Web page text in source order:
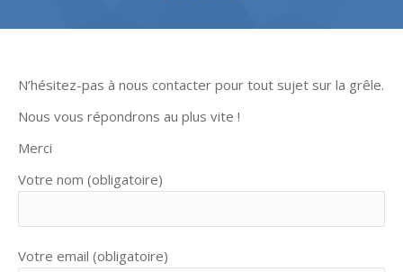
N’hésitez-pas à nous contacter pour tout sujet sur la grêle.
Nous vous répondrons au plus vite !
Merci
Votre nom (obligatoire)
Votre email (obligatoire)